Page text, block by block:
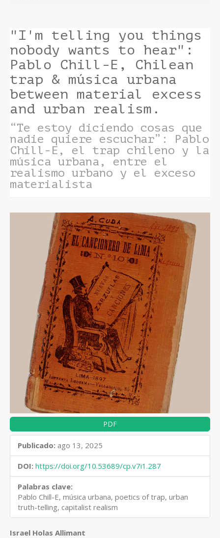
"I'm telling you things
nobody wants to hear":
Pablo Chill-E, Chilean
trap & música urbana
between material excess
and urban realism.
“Te estoy diciendo cosas que
nadie quiere escuchar”: Pablo
Chill-E, el trap chileno y la
música urbana, entre el
realismo urbano y el exceso
materialista
lateral
artículo
PDF
Publicado: ago 13, 2025
DOI: https://doi.org/10.53689/cp.v7i1.287
Palabras clave:
Pablo Chill-E, música urbana, poetics of trap, urban
truth-telling, capitalist realism
Contenido
Israel Holas Allimant